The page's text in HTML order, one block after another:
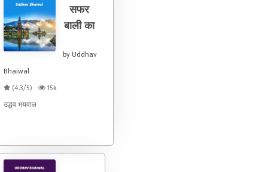
सफर
बाली का
by Uddhav
Bhaiwal
(4.3/5)
15k
उद्धव भयवाल